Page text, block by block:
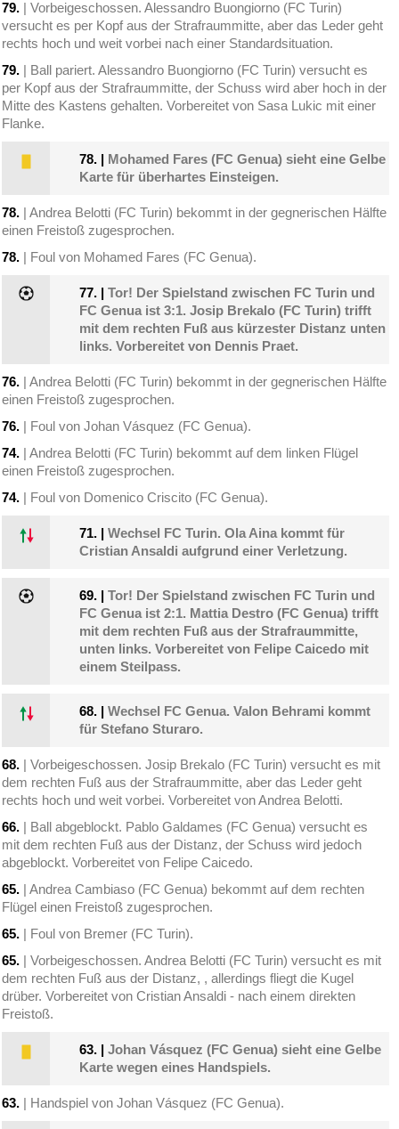
79. | Vorbeigeschossen. Alessandro Buongiorno (FC Turin)
versucht es per Kopf aus der Strafraummitte, aber das Leder geht
rechts hoch und weit vorbei nach einer Standardsituation.
79. | Ball pariert. Alessandro Buongiorno (FC Turin) versucht es
per Kopf aus der Strafraummitte, der Schuss wird aber hoch in der
Mitte des Kastens gehalten. Vorbereitet von Sasa Lukic mit einer
Flanke.
78. | Mohamed Fares (FC Genua) sieht eine Gelbe
Karte für überhartes Einsteigen.
78. | Andrea Belotti (FC Turin) bekommt in der gegnerischen Hälfte
einen Freistoß zugesprochen.
78. | Foul von Mohamed Fares (FC Genua).
77. |Tor! Der Spielstand zwischen FC Turin und
FC Genua ist 3:1. Josip Brekalo (FC Turin) trifft
mit dem rechten Fuß aus kürzester Distanz unten
links. Vorbereitet von Dennis Praet.
76. | Andrea Belotti (FC Turin) bekommt in der gegnerischen Hälfte
einen Freistoß zugesprochen.
76. | Foul von Johan Vásquez (FC Genua).
74. | Andrea Belotti (FC Turin) bekommt auf dem linken Flügel
einen Freistoß zugesprochen.
74. | Foul von Domenico Criscito (FC Genua).
71. |Wechsel FC Turin. Ola Aina kommt für
Cristian Ansaldi aufgrund einer Verletzung.
69. |Tor! Der Spielstand zwischen FC Turin und
FC Genua ist 2:1. Mattia Destro (FC Genua) trifft
mit dem rechten Fuß aus der Strafraummitte,
unten links. Vorbereitet von Felipe Caicedo mit
einem Steilpass.
68. |Wechsel FC Genua. Valon Behrami kommt
für Stefano Sturaro.
68. | Vorbeigeschossen. Josip Brekalo (FC Turin) versucht es mit
dem rechten Fuß aus der Strafraummitte, aber das Leder geht
rechts hoch und weit vorbei. Vorbereitet von Andrea Belotti.
66. | Ball abgeblockt. Pablo Galdames (FC Genua) versucht es
mit dem rechten Fuß aus der Distanz, der Schuss wird jedoch
abgeblockt. Vorbereitet von Felipe Caicedo.
65. | Andrea Cambiaso (FC Genua) bekommt auf dem rechten
Flügel einen Freistoß zugesprochen.
65. | Foul von Bremer (FC Turin).
65. | Vorbeigeschossen. Andrea Belotti (FC Turin) versucht es mit
dem rechten Fuß aus der Distanz, , allerdings fliegt die Kugel
drüber. Vorbereitet von Cristian Ansaldi - nach einem direkten
Freistoß.
63. |Johan Vásquez (FC Genua) sieht eine Gelbe
Karte wegen eines Handspiels.
63. | Handspiel von Johan Vásquez (FC Genua).